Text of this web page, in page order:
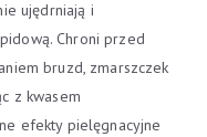
ujędrniają i
Chroni przed
bruzd, zmarszczek
z kwasem
efekty pielęgnacyjne